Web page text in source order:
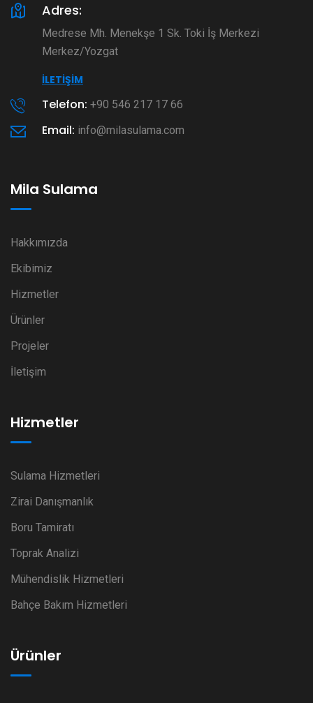
Adres:
Medrese Mh. Menekşe 1 Sk. Toki İş Merkezi
Merkez/Yozgat
İLETIŞIM
Telefon: +90 546 217 17 66
Email: info@milasulama.com
Mila Sulama
Hakkımızda
Ekibimiz
Hizmetler
Ürünler
Projeler
İletişim
Hizmetler
Sulama Hizmetleri
Zirai Danışmanlık
Boru Tamiratı
Toprak Analizi
Mühendislik Hizmetleri
Bahçe Bakım Hizmetleri
Ürünler